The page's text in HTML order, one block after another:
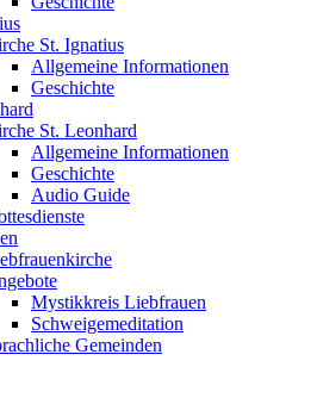
St. Ignatius
Allgemeine Informationen
Geschichte
St. Leonhard
Allgemeine Informationen
Geschichte
Audio Guide
Mystikkreis Liebfrauen
Schweigemeditation
Gemeinden